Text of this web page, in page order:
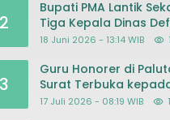
2
Bupati PMA Lantik
Tiga Kepala Dinas
orangnya
18 Juni 2026 - 13:14 WIB
3
Guru Honorer di
Surat Terbuka
Presiden Prabowo,
17 Juli 2026 - 08:19 WIB